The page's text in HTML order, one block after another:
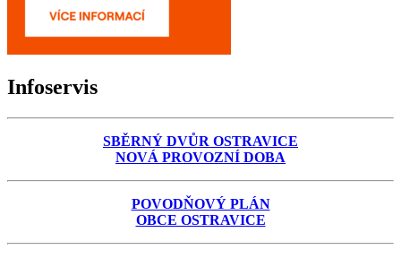
Infoservis
SBĚRNÝ DVŮR OSTRAVICE
NOVÁ PROVOZNÍ DOBA
POVODŇOVÝ PLÁN
OBCE OSTRAVICE